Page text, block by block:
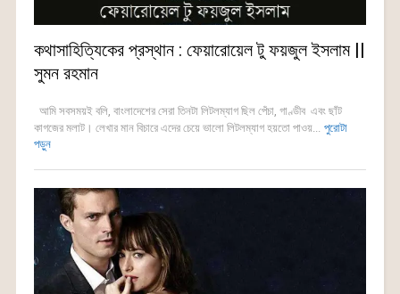
কথাসাহিত্যিকের প্রস্থান : ফেয়ারোয়েল টু ফয়জুল ইসলাম ||
সুমন রহমান
আমি সবসময়ই বলি, বাংলাদেশের সেরা তিনটা লিটলম্যাগ ছিল পেঁচা, গাণ্ডীব এবং ছাঁট
কাগজের মলাট। লেখার মান বিচারে এদের চেয়ে ভালো লিটলম্যাগ হয়তো পাওয়... পুরোটা
পড়ুন